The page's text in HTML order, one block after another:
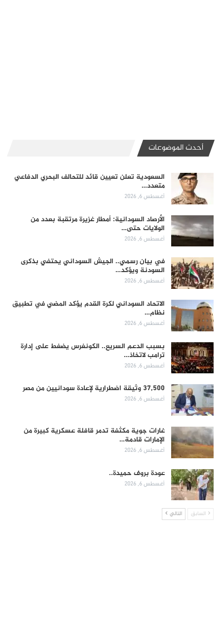
أحدث الموضوعات
السعودية تعلن تعيين قائد للتحالف البحري الدفاعي
متعدد…
أغسطس 6, 2026
الأرصاد السودانية: أمطار غزيرة مرتقبة بعدد من
الولايات حتى…
أغسطس 6, 2026
في بيان رسمي.. الجيش السوداني يحتفي بذكرى
السودنة ويؤكد…
أغسطس 6, 2026
الاتحاد السوداني لكرة القدم يؤكد المضي في تطبيق
نظام…
أغسطس 6, 2026
بسبب الدعم السريع.. الكونغرس يضغط على إدارة
ترامب لاتخاذ…
أغسطس 6, 2026
37,500 وثيقة اضطرارية لإعادة سودانيين من مصر
أغسطس 6, 2026
غارات جوية مكثفة تدمر قافلة عسكرية كبيرة من
الإمارات قادمة…
أغسطس 6, 2026
عودة بروف حميدة..
أغسطس 6, 2026
السابق التالي